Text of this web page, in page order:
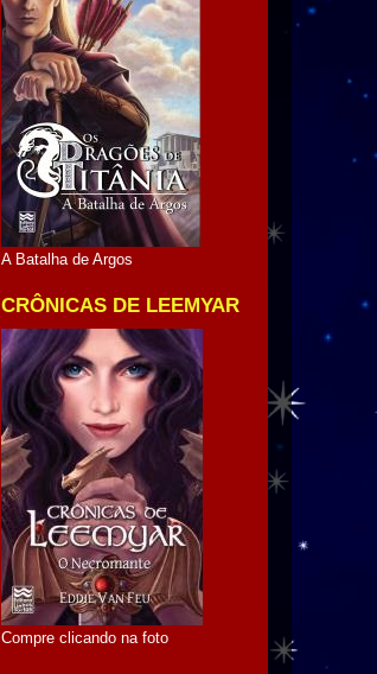
A Batalha de Argos
CRÔNICAS DE LEEMYAR
Compre clicando na foto